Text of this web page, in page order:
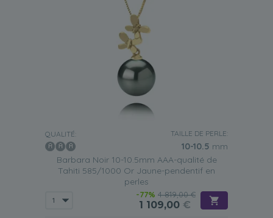
QUALITÉ: TAILLE DE PERLE:
10-10.5 mm
Barbara Noir 10-10.5mm AAA-qualité de
Tahiti 585/1000 Or Jaune-pendentif en
perles
-77% 4 819,00 €
1 109,00 €